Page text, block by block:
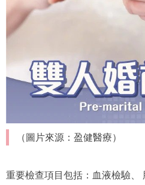
（圖片來源：盈健醫療）
重要檢查項目包括：血液檢驗、